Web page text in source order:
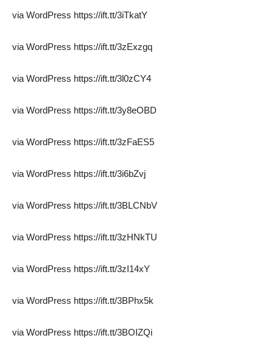
via WordPress https://ift.tt/3iTkatY
via WordPress https://ift.tt/3zExzgq
via WordPress https://ift.tt/3l0zCY4
via WordPress https://ift.tt/3y8eOBD
via WordPress https://ift.tt/3zFaES5
via WordPress https://ift.tt/3i6bZvj
via WordPress https://ift.tt/3BLCNbV
via WordPress https://ift.tt/3zHNkTU
via WordPress https://ift.tt/3zI14xY
via WordPress https://ift.tt/3BPhx5k
via WordPress https://ift.tt/3BOIZQi